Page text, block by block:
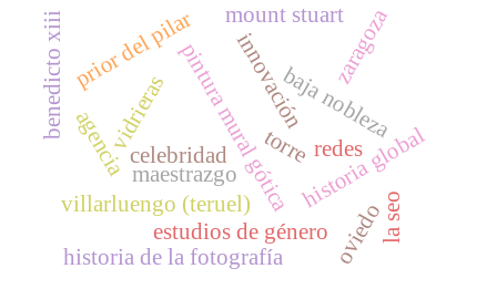
villarluengo (teruel)
maestrazgo
pintura mural gótica
torre
baja nobleza
agenciacelebridad
estudios de género
historia global
innovación
redes
oviedo
vidrieras
prior del pilar zaragoza
historia de la fotografía
benedicto xiii mount stuart
la seo